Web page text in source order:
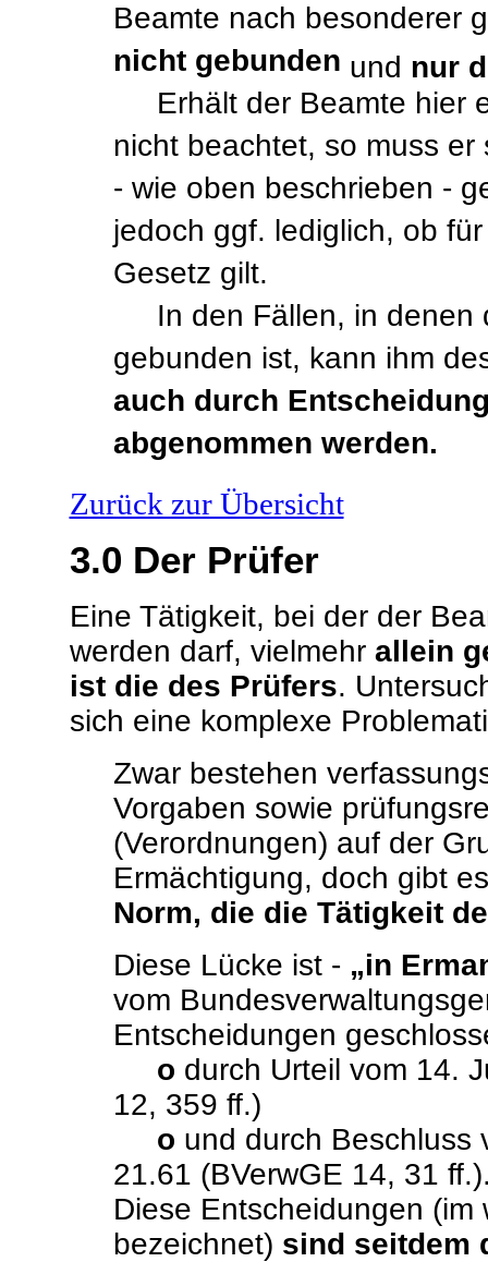
Beamte nach besonderer
nicht gebunden und nur
Erhält der Beamte hier
nicht beachtet, so muss
- wie oben beschrieben -
jedoch ggf. lediglich, ob
Gesetz gilt.
In den Fällen, in denen
gebunden ist, kann ihm
auch durch
abgenommen werden.
Zurück zur Übersicht
3.0 Der Prüfer
Eine Tätigkeit, bei der der
werden darf, vielmehr allein
ist die des Prüfers.
sich eine komplexe
Zwar bestehen
Vorgaben sowie
(Verordnungen) auf der
Ermächtigung, doch gibt
Norm, die die Tätigkeit
Diese Lücke ist - „in
vom
Entscheidungen
o durch Urteil vom 14.
12, 359 ff.)
o und durch Beschluss
21.61 (BVerwGE 14, 31
Diese Entscheidungen (im
bezeichnet) sind seitdem